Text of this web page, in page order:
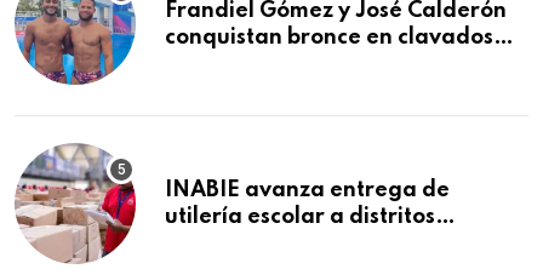
Frandiel Gómez y José Calderón
conquistan bronce en clavados
INABIE avanza entrega de
utilería escolar a distritos